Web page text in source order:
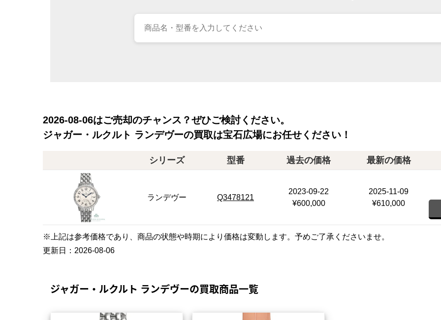
2026-08-06はご売却のチャンス？ぜひご検討ください。
ジャガー・ルクルト ランデヴーの買取は宝石広場にお任せください！
シリーズ 型番 過去の価格 最新の価格
ランデヴー Q3478121
2023-09-22
¥600,000
2025-11-09
¥610,000
※上記は参考価格であり、商品の状態や時期により価格は変動します。予めご了承くださいませ。
更新日： 2026-08-06
ジャガー・ルクルト ランデヴーの買取商品一覧